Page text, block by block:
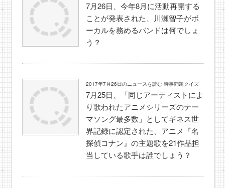
7月26日、今年8月に活動再開する
ことが発表された、川瀬智子がボ
ーカルを務めるバンドは何でしょ
う？
2017年7月26日のニュースを読む 時事問題クイズ
7月25日、「同じアーティストによ
り歌われたアニメシリーズのテー
マソング最多数」としてギネス世
界記録に認定された、アニメ『名
探偵コナン』の主題歌を21作品担
当している歌手は誰でしょう？